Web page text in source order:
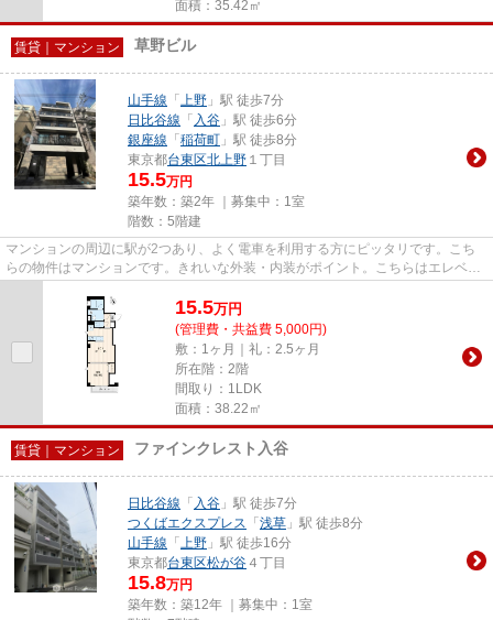
面積：35.42㎡
賃貸｜マンション 草野ビル
山手線 「 上野 」駅 徒歩7分
日比谷線 「 入谷 」駅 徒歩6分
銀座線 「 稲荷町 」駅 徒歩8分
東京都台東区北上野 １丁目
15.5万円
築年数：築2年 ｜募集中： 1室
階数：5階建
マンションの周辺に駅が2つあり、よく電車を利用する方にピッタリです。こち
らの物件はマンションです。きれいな外装・内装がポイント。こちらはエレベー
15.5万円
(管理費・共益費 5,000円)
敷：1ヶ月｜礼：2.5ヶ月
所在階：2階
間取り：1LDK
面積：38.22㎡
賃貸｜マンション ファインクレスト入谷
日比谷線 「 入谷 」駅 徒歩7分
つくばエクスプレス 「 浅草 」駅 徒歩8分
山手線 「 上野 」駅 徒歩16分
東京都台東区松が谷 ４丁目
15.8万円
築年数：築12年 ｜募集中： 1室